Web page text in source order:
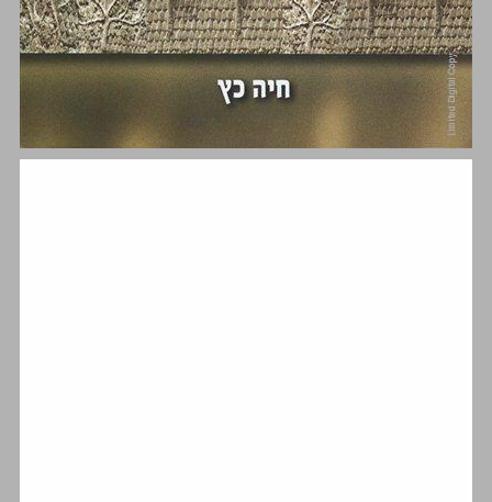
מבוא ... 1